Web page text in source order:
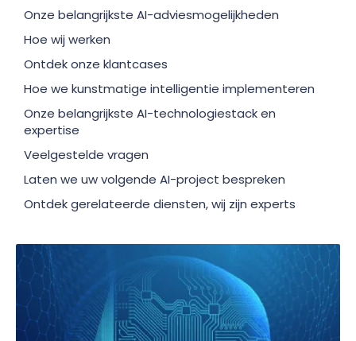
Onze belangrijkste AI-adviesmogelijkheden
Hoe wij werken
Ontdek onze klantcases
Hoe we kunstmatige intelligentie implementeren
Onze belangrijkste AI-technologiestack en
expertise
Veelgestelde vragen
Laten we uw volgende AI-project bespreken
Ontdek gerelateerde diensten, wij zijn experts